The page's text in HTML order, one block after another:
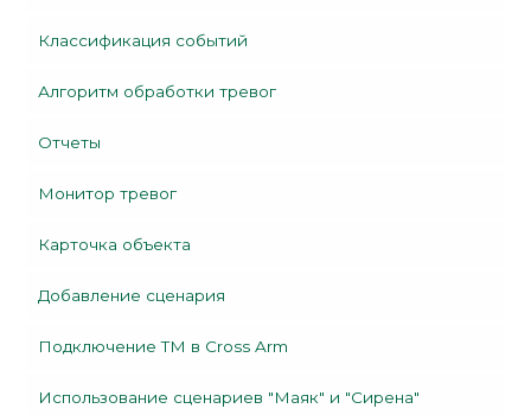
Классификация событий
Алгоритм обработки тревог
Отчеты
Монитор тревог
Карточка объекта
Добавление сценария
Подключение TM в Cross Arm
Использование сценариев "Маяк" и "Сирена"